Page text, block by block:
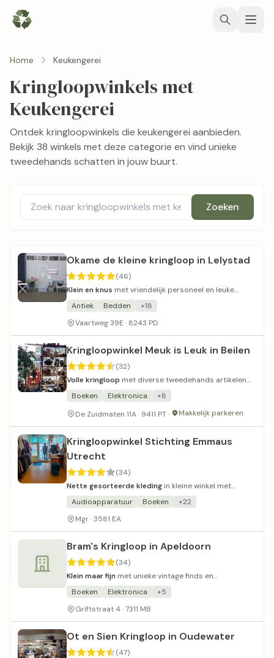
Home Keukengerei
Kringloopwinkels met
Keukengerei
Ontdek kringloopwinkels die keukengerei aanbieden.
Bekijk 38 winkels met deze categorie en vind unieke
tweedehands schatten in jouw buurt.
Zoeken
Okame de kleine kringloop in Lelystad
(46)
Klein en knus met vriendelijk personeel en leuke
prijzen.
Antiek Bedden
+18
Vaartweg 39E · 8243 PD
Kringloopwinkel Meuk is Leuk in Beilen
(32)
Volle kringloop met diverse tweedehands artikelen
en brocante vondsten.
Boeken Elektronica
+8
De Zuidmaten 11A · 9411 PT ·
Makkelijk parkeren
Kringloopwinkel Stichting Emmaus
Utrecht
(34)
Nette gesorteerde kleding in kleine winkel met
vriendelijke bediening.
Audioapparatuur Boeken
+22
Mgr · 3581 EA
Bram's Kringloop in Apeldoorn
(34)
Klein maar fijn met unieke vintage finds en
enthousiaste eigenaar.
Boeken Elektronica
+5
Griftstraat 4 · 7311 MB
Ot en Sien Kringloop in Oudewater
(47)